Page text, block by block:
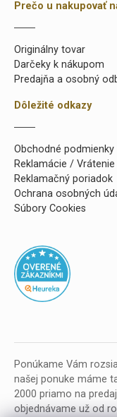
Prečo u nakupovať
Originálny tovar
Darčeky k nákupom
Predajňa a osobný
Dôležité odkazy
Obchodné podmienky
Reklamácie / Vrátenie
Reklamačný poriadok
Ochrana osobných
Súbory Cookies
Ponúkame Vám
našej ponuke máme
2000 priamo na
objednávame už od